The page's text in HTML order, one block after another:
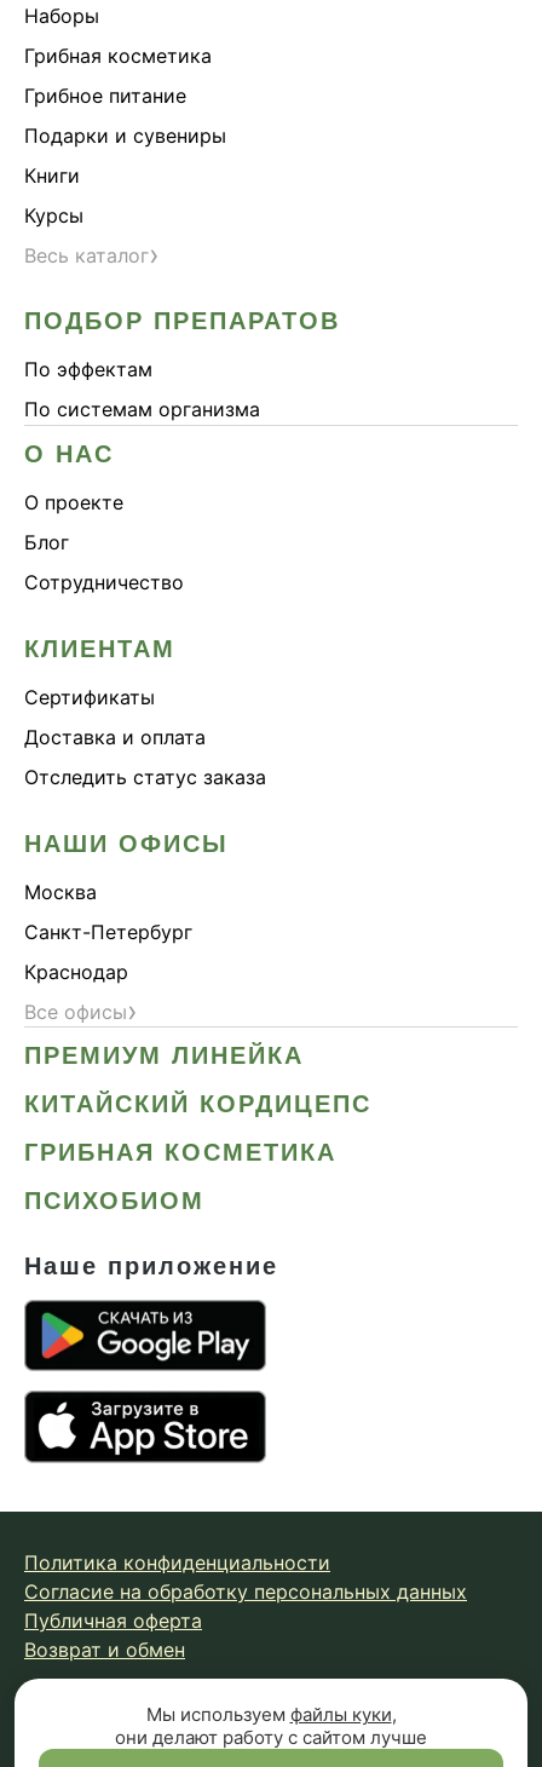
Наборы
Грибная косметика
Грибное питание
Подарки и сувениры
Книги
Курсы
Весь каталог›
ПОДБОР ПРЕПАРАТОВ
По эффектам
По системам организма
О НАС
О проекте
Блог
Сотрудничество
КЛИЕНТАМ
Сертификаты
Доставка и оплата
Отследить статус заказа
НАШИ ОФИСЫ
Москва
Санкт-Петербург
Краснодар
Все офисы›
ПРЕМИУМ ЛИНЕЙКА
КИТАЙСКИЙ КОРДИЦЕПС
ГРИБНАЯ КОСМЕТИКА
ПСИХОБИОМ
Наше приложение
Политика конфиденциальности
Согласие на обработку персональных данных
Публичная оферта
Возврат и обмен
© 2026 Fungiline — зарегистрированная торговая марка.
Копирование материалов с сайта запрещено.
Мы используем файлы куки,
они делают работу с сайтом лучше